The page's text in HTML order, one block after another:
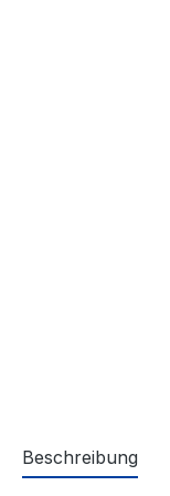
Beschreibung